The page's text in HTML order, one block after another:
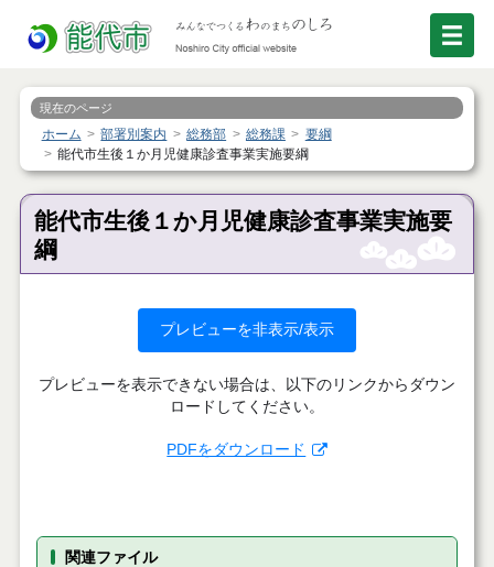
現在のページ
ホーム 部署別案内 総務部 総務課
要綱
能代市生後１か月児健康診査事業実施要綱
能代市生後１か月児健康診査事業実施要
綱
プレビューを非表示/表示
プレビューを表示できない場合は、以下のリンクからダウン
ロードしてください。
PDFをダウンロード
関連ファイル